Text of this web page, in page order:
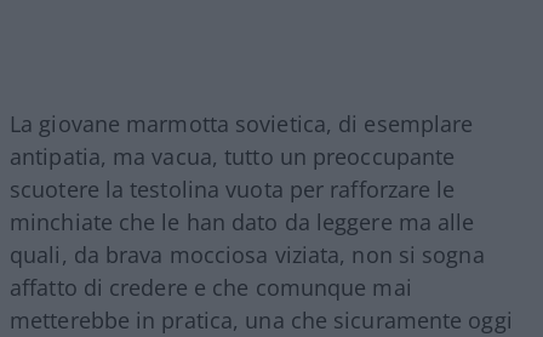
La giovane marmotta sovietica, di esemplare
antipatia, ma vacua, tutto un preoccupante
scuotere la testolina vuota per rafforzare le
minchiate che le han dato da leggere ma alle
quali, da brava mocciosa viziata, non si sogna
affatto di credere e che comunque mai
metterebbe in pratica, una che sicuramente oggi